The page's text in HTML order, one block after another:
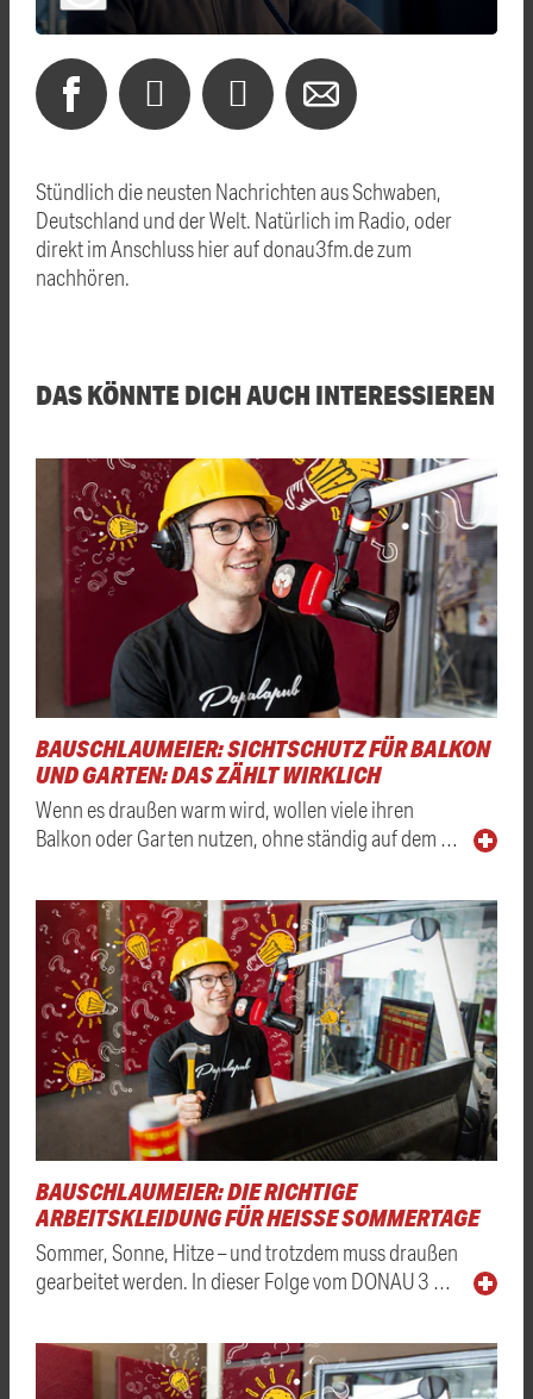
Stündlich die neusten Nachrichten aus Schwaben,
Deutschland und der Welt. Natürlich im Radio, oder
direkt im Anschluss hier auf donau3fm.de zum
nachhören.
DAS KÖNNTE DICH AUCH INTERESSIEREN
BAUSCHLAUMEIER: SICHTSCHUTZ FÜR BALKON
UND GARTEN: DAS ZÄHLT WIRKLICH
Wenn es draußen warm wird, wollen viele ihren
Balkon oder Garten nutzen, ohne ständig auf dem …
BAUSCHLAUMEIER: DIE RICHTIGE
ARBEITSKLEIDUNG FÜR HEISSE SOMMERTAGE
Sommer, Sonne, Hitze – und trotzdem muss draußen
gearbeitet werden. In dieser Folge vom DONAU 3 …